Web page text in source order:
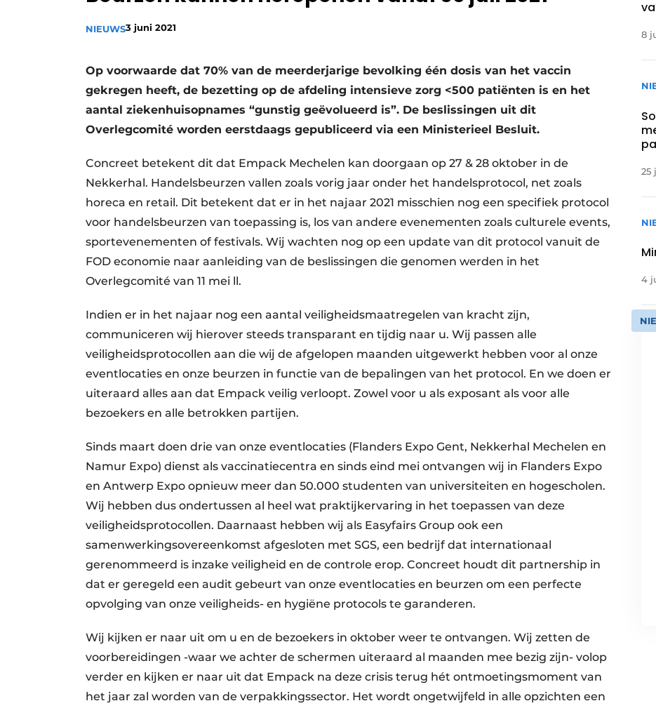
Vacatures
Video’s
NIEUWS3 juni 2021
Op voorwaarde dat 70% van de meerderjarige bevolking één dosis van het vaccin
gekregen heeft, de bezetting op de afdeling intensieve zorg <500 patiënten is en het
aantal ziekenhuisopnames “gunstig geëvolueerd is”. De beslissingen uit dit
Overlegcomité worden eerstdaags gepubliceerd via een Ministerieel Besluit.
Concreet betekent dit dat Empack Mechelen kan doorgaan op 27 & 28 oktober in de
Nekkerhal. Handelsbeurzen vallen zoals vorig jaar onder het handelsprotocol, net zoals
horeca en retail. Dit betekent dat er in het najaar 2021 misschien nog een specifiek protocol
voor handelsbeurzen van toepassing is, los van andere evenementen zoals culturele events,
sportevenementen of festivals. Wij wachten nog op een update van dit protocol vanuit de
FOD economie naar aanleiding van de beslissingen die genomen werden in het
Overlegcomité van 11 mei ll.
Indien er in het najaar nog een aantal veiligheidsmaatregelen van kracht zijn,
communiceren wij hierover steeds transparant en tijdig naar u. Wij passen alle
veiligheidsprotocollen aan die wij de afgelopen maanden uitgewerkt hebben voor al onze
eventlocaties en onze beurzen in functie van de bepalingen van het protocol. En we doen er
uiteraard alles aan dat Empack veilig verloopt. Zowel voor u als exposant als voor alle
bezoekers en alle betrokken partijen.
Sinds maart doen drie van onze eventlocaties (Flanders Expo Gent, Nekkerhal Mechelen en
Namur Expo) dienst als vaccinatiecentra en sinds eind mei ontvangen wij in Flanders Expo
en Antwerp Expo opnieuw meer dan 50.000 studenten van universiteiten en hogescholen.
Wij hebben dus ondertussen al heel wat praktijkervaring in het toepassen van deze
veiligheidsprotocollen. Daarnaast hebben wij als Easyfairs Group ook een
samenwerkingsovereenkomst afgesloten met SGS, een bedrijf dat internationaal
gerenommeerd is inzake veiligheid en de controle erop. Concreet houdt dit partnership in
dat er geregeld een audit gebeurt van onze eventlocaties en beurzen om een perfecte
opvolging van onze veiligheids- en hygiëne protocols te garanderen.
Wij kijken er naar uit om u en de bezoekers in oktober weer te ontvangen. Wij zetten de
voorbereidingen -waar we achter de schermen uiteraard al maanden mee bezig zijn- volop
verder en kijken er naar uit dat Empack na deze crisis terug hét ontmoetingsmoment van
het jaar zal worden van de verpakkingssector. Het wordt ongetwijfeld in alle opzichten een
8
25
4